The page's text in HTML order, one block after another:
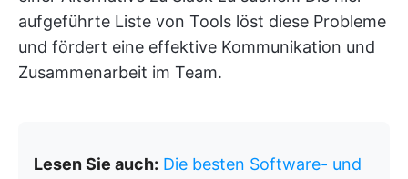
aufgeführte Liste von Tools löst diese Probleme
und fördert eine effektive Kommunikation und
Zusammenarbeit im Team.
Lesen Sie auch: Die besten Software- und